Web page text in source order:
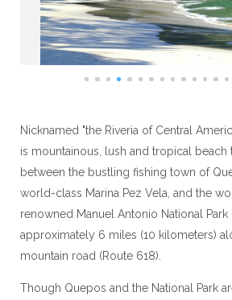
Nicknamed "the Riveria of Central
is mountainous, lush and tropical beach
between the bustling fishing town of
world-class Marina Pez Vela, and the
renowned Manuel Antonio National Park
approximately 6 miles (10 kilometers)
mountain road (Route 618).
Though Quepos and the National Park